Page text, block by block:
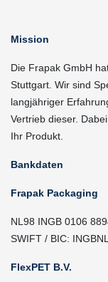
Mission
Die Frapak GmbH
Stuttgart. Wir sind
langjähriger
Vertrieb dieser.
Ihr Produkt.
Bankdaten
Frapak Packaging
NL98 INGB 0106
SWIFT / BIC:
FlexPET B.V.